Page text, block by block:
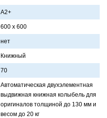
A2+
600 x 600
нет
Книжный
70
Aвтомaтическaя двухэлементнaя
выдвижнaя книжнaя колыбель для
оригинaлов толщиной до 130 мм и
весом до 20 кг